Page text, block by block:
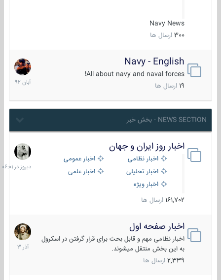
Navy News
300 ارسال ها
Navy - English
All about navy and naval forces!
ارسال ها
22
آبان
1392
NEWS SECTION - بخش خبر
اخبار روز ایران و جهان
اخبار نظامی
اخبار عمومی
اخبار تحلیلی
اخبار علمی
اخبار ویژه
161,702 ارسال ها
دیروز
در
06:01
اخبار صفحه اول
اخبار نظامی مهم و قابل بحث برای قرار گرفتن در اسکرول
به این بخش منتقل میشوند.
2,339 ارسال ها
7
آذر
1403